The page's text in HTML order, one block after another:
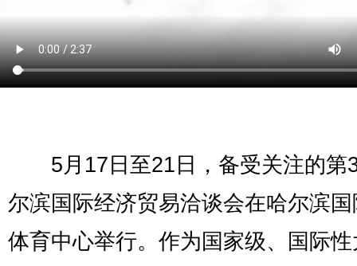
5月17日至21日，备受关注的第
尔滨国际经济贸易洽谈会在哈尔滨
体育中心举行。作为国家级、国际